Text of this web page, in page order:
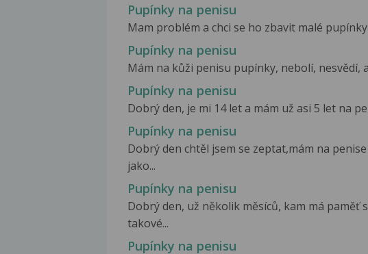
Pupínky na penisu
Mam problém a chci se ho zbavit malé
Pupínky na penisu
Mám na kůži penisu pupínky, nebolí, nesvědí,
Pupínky na penisu
Dobrý den, je mi 14 let a mám už asi 5 let na
Pupínky na penisu
Dobrý den chtěl jsem se zeptat,mám na
jako...
Pupínky na penisu
Dobrý den, už několik měsíců, kam má paměť
takové...
Pupínky na penisu